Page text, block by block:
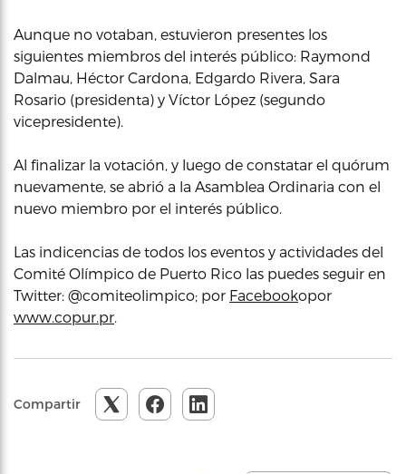
Aunque no votaban, estuvieron presentes los
siguientes miembros del interés público: Raymond
Dalmau, Héctor Cardona, Edgardo Rivera, Sara
Rosario (presidenta) y Víctor López (segundo
vicepresidente).
Al finalizar la votación, y luego de constatar el quórum
nuevamente, se abrió a la Asamblea Ordinaria con el
nuevo miembro por el interés público.
Las indicencias de todos los eventos y actividades del
Comité Olímpico de Puerto Rico las puedes seguir en
Twitter: @comiteolimpico; por Facebookopor
www.copur.pr.
Compartir